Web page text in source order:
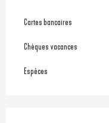
Cartes bancaires
Chèques vacances
Espèces